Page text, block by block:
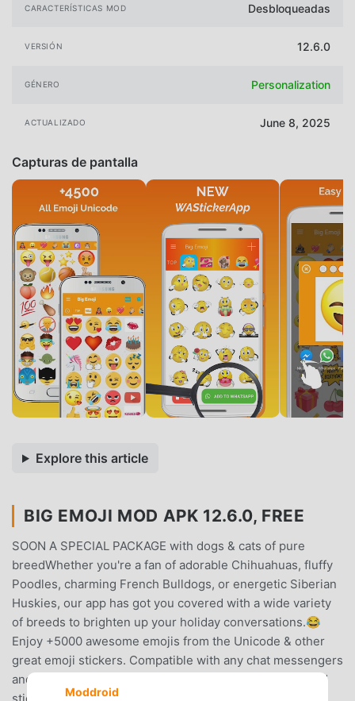
CARACTERÍSTICAS MOD Desbloqueadas
VERSIÓN 12.6.0
GÉNERO Personalization
ACTUALIZADO June 8, 2025
Capturas de pantalla
Explore this article
BIG EMOJI MOD APK 12.6.0, FREE
SOON A SPECIAL PACKAGE with dogs & cats of pure
breedWhether you're a fan of adorable Chihuahuas, fluffy
Poodles, charming French Bulldogs, or energetic Siberian
Huskies, our app has got you covered with a wide variety
of breeds to brighten up your holiday conversations.😂
Enjoy +5000 awesome emojis from the Unicode & other
great emoji stickers. Compatible with any chat messengers
and WhatsApp(WaSticker). 😄Try it now, It’s Free !★ Add
Moddroid